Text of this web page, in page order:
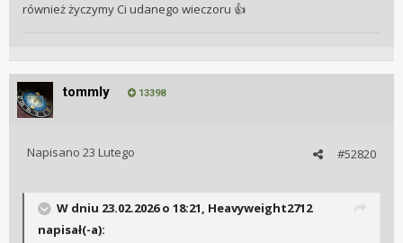
@tommly @Zenk @mario1971 @Heavyweight2712 @mylof
również życzymy Ci udanego wieczoru 👍
tommly 13398
#52820
Napisano 23 Lutego
W dniu 23.02.2026 o 18:21, Heavyweight2712
napisał(-a):